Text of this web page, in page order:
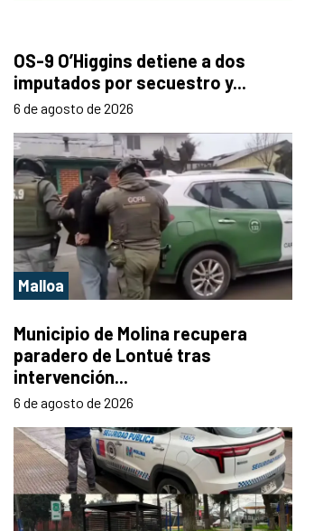
OS-9 O’Higgins detiene a dos
imputados por secuestro y...
6 de agosto de 2026
Malloa
Municipio de Molina recupera
paradero de Lontué tras
intervención...
6 de agosto de 2026